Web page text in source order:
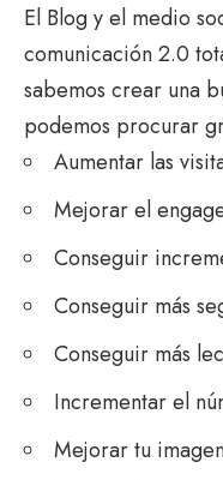
El Blog y el medio
comunicación 2.0
sabemos crear una
podemos procurar
Aumentar las
Mejorar el
Conseguir
Conseguir más
Conseguir más
Incrementar el
Mejorar tu